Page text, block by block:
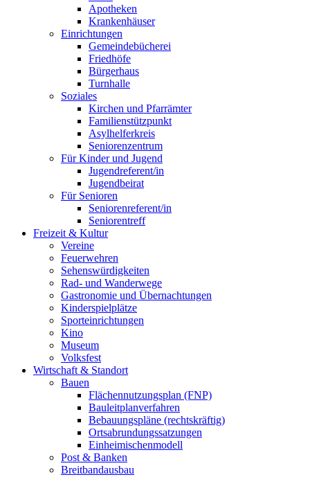
Apotheken
Krankenhäuser
Einrichtungen
Gemeindebücherei
Friedhöfe
Bürgerhaus
Turnhalle
Soziales
Kirchen und Pfarrämter
Familienstützpunkt
Asylhelferkreis
Seniorenzentrum
Für Kinder und Jugend
Jugendreferent/in
Jugendbeirat
Für Senioren
Seniorenreferent/in
Seniorentreff
Freizeit & Kultur
Vereine
Feuerwehren
Sehenswürdigkeiten
Rad- und Wanderwege
Gastronomie und Übernachtungen
Kinderspielplätze
Sporteinrichtungen
Kino
Museum
Volksfest
Wirtschaft & Standort
Bauen
Flächennutzungsplan (FNP)
Bauleitplanverfahren
Bebauungspläne (rechtskräftig)
Ortsabrundungssatzungen
Einheimischenmodell
Post & Banken
Breitbandausbau